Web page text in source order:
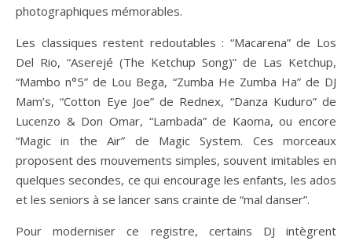
photographiques mémorables.
Les classiques restent redoutables : “Macarena” de Los
Del Rio, “Aserejé (The Ketchup Song)” de Las Ketchup,
“Mambo n°5” de Lou Bega, “Zumba He Zumba Ha” de DJ
Mam’s, “Cotton Eye Joe” de Rednex, “Danza Kuduro” de
Lucenzo & Don Omar, “Lambada” de Kaoma, ou encore
“Magic in the Air” de Magic System. Ces morceaux
proposent des mouvements simples, souvent imitables en
quelques secondes, ce qui encourage les enfants, les ados
et les seniors à se lancer sans crainte de “mal danser”.
Pour moderniser ce registre, certains DJ intègrent